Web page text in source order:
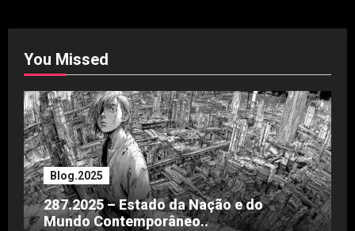
You Missed
Blog.2025
287.2025 – Estado da Nação e do
Mundo Contemporâneo..